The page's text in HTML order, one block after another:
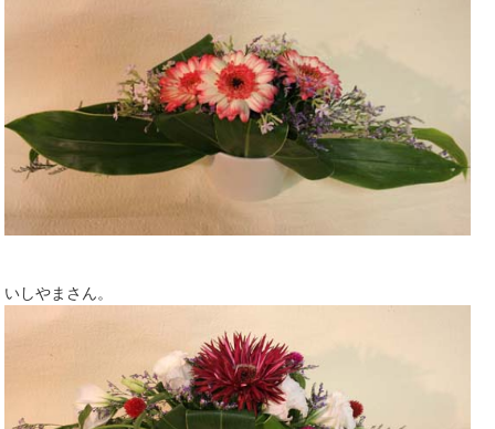
いしやまさん。